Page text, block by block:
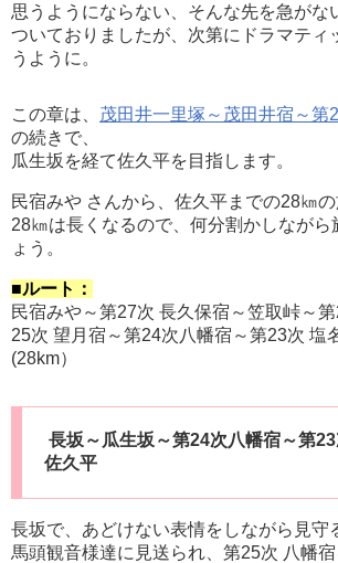
思うようにならない、そんな先を急がな
ついておりましたが、次第にドラマティ
うように。
この章は、 茂田井一里塚～茂田井宿～第
の続きで、
瓜生坂を経て佐久平を目指します。
民宿みや さんから、佐久平までの28㎞の
28㎞は長くなるので、何分割かしながら
ょう。
■ルート：
民宿みや～第27次 長久保宿～笠取峠～
25次 望月宿～第24次八幡宿～第23次 塩
(28km）
長坂～瓜生坂～第24次八幡宿～第
佐久平
長坂で、あどけない表情をしながら見守
馬頭観音様達に見送られ、第25次 八幡宿